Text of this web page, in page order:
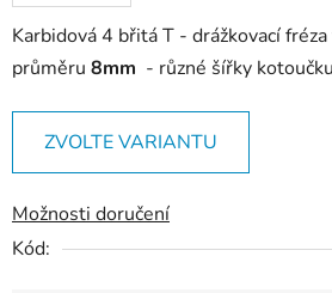
Karbidová 4 břitá T - drážkovací
průměru 8mm - různé šířky kotoučku
ZVOLTE VARIANTU
Možnosti doručení
Kód: